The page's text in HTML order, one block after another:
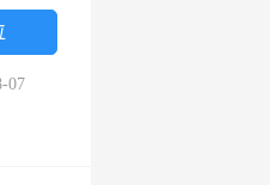
07